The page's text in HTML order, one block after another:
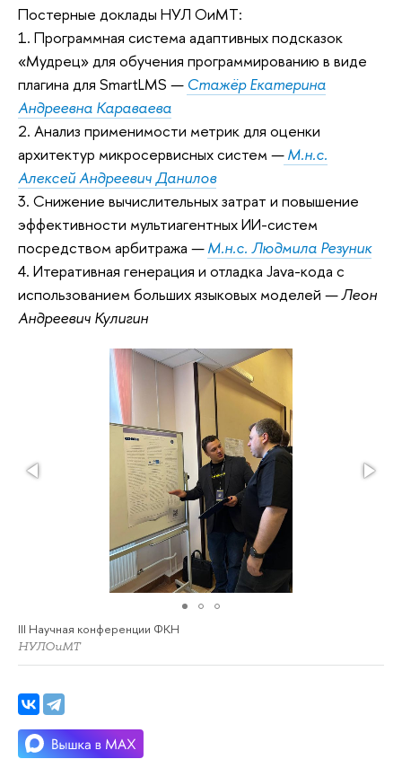
Постерные доклады НУЛ ОиМТ:
1. Программная система адаптивных подсказок
«Мудрец» для обучения программированию в виде
плагина для SmartLMS — Стажёр Екатерина
Андреевна Караваева
2. Анализ применимости метрик для оценки
архитектур микросервисных систем —М.н.с.
Алексей Андреевич Данилов
3. Снижение вычислительных затрат и повышение
эффективности мультиагентных ИИ-систем
посредством арбитража —М.н.с. Людмила Резуник
4. Итеративная генерация и отладка Java-кода с
использованием больших языковых моделей — Леон
Андреевич Кулигин
III Научная конференции ФКН
НУЛОиМТ